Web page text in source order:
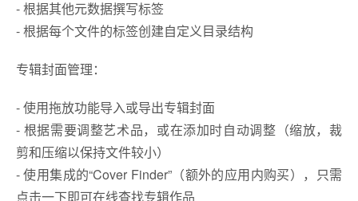
- 根据其他元数据撰写标签
- 根据每个文件的标签创建自定义目录结构
专辑封面管理：
- 使用拖放功能导入或导出专辑封面
- 根据需要调整艺术品，或在添加时自动调整（缩放，裁
剪和压缩以保持文件较小）
- 使用集成的“Cover Finder”（额外的应用内购买），只需
点击一下即可在线查找专辑作品